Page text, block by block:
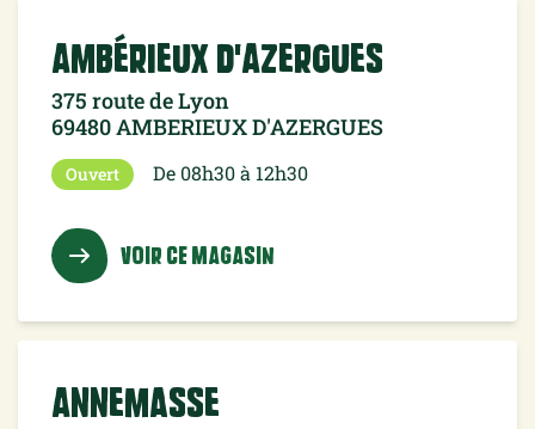
Ambérieux d'Azergues
375 route de Lyon
69480 AMBERIEUX D'AZERGUES
Ouvert De 08h30 à 12h30
VOIR CE MAGASIN
Annemasse